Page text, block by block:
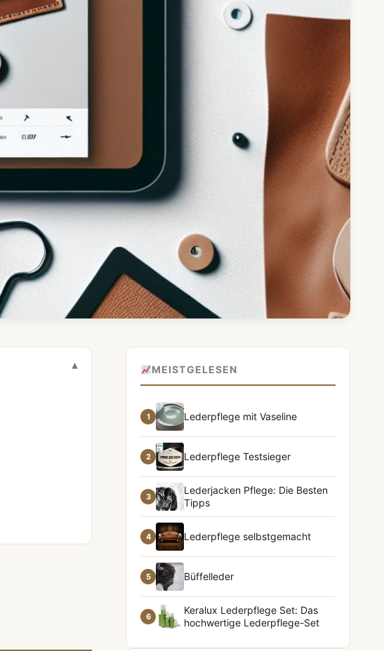
MEISTGELESEN
1 Lederpflege mit Vaseline
2 Lederpflege Testsieger
3
Lederjacken Pflege: Die Besten
Tipps
4 Lederpflege selbstgemacht
5 Büffelleder
6
Keralux Lederpflege Set: Das
hochwertige Lederpflege-Set